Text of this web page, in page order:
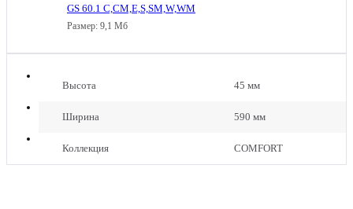
GS 60.1 C,CM,E,S,SM,W,WM
Размер: 9,1 Мб
Высота 45 мм
Ширина 590 мм
Коллекция COMFORT
SM